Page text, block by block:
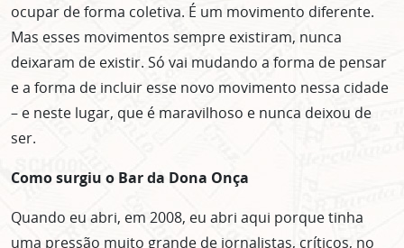
ocupar de forma coletiva. É um movimento diferente.
Mas esses movimentos sempre existiram, nunca
deixaram de existir. Só vai mudando a forma de pensar
e a forma de incluir esse novo movimento nessa cidade
– e neste lugar, que é maravilhoso e nunca deixou de
ser.
Como surgiu o Bar da Dona Onça
Quando eu abri, em 2008, eu abri aqui porque tinha
uma pressão muito grande de jornalistas, críticos, no